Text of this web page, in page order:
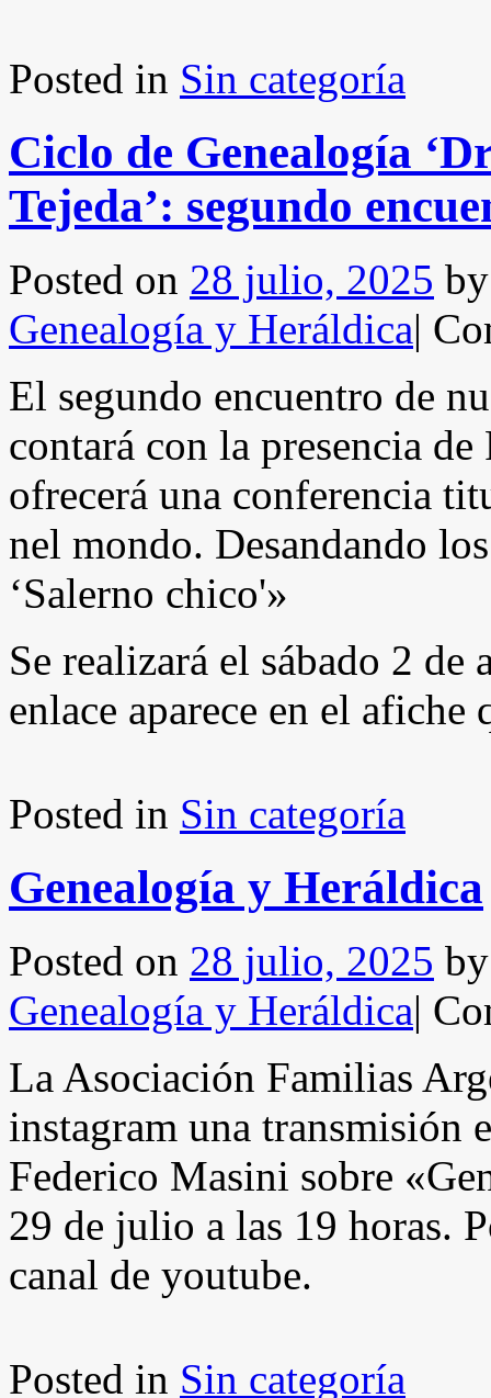
Posted in Sin categoría
Ciclo de Genealogía
Tejeda’: segundo
Posted on 28 julio, 2025 by
Genealogía y Heráldica|
El segundo encuentro de
contará con la presencia
ofrecerá una conferencia
nel mondo. Desandando
‘Salerno chico'»
Se realizará el sábado 2
enlace aparece en el afiche
Posted in Sin categoría
Genealogía y Heráldica
Posted on 28 julio, 2025 by
Genealogía y Heráldica|
La Asociación Familias
instagram una transmisión
Federico Masini sobre
29 de julio a las 19 horas.
canal de youtube.
Posted in Sin categoría